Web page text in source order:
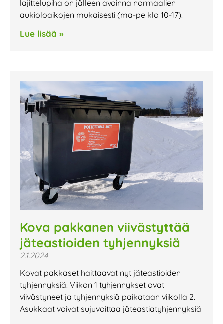
lajittelupiha on jälleen avoinna normaalien
aukioloaikojen mukaisesti (ma-pe klo 10-17).
Lue lisää »
Kova pakkanen viivästyttää
jäteastioiden tyhjennyksiä
2.1.2024
Kovat pakkaset haittaavat nyt jäteastioiden
tyhjennyksiä. Viikon 1 tyhjennykset ovat
viivästyneet ja tyhjennyksiä paikataan viikolla 2.
Asukkaat voivat sujuvoittaa jäteastiatyhjennyksiä